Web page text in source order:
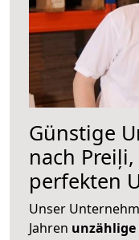
Günstige
nach
perfekten
Unser
Jahren unzählige